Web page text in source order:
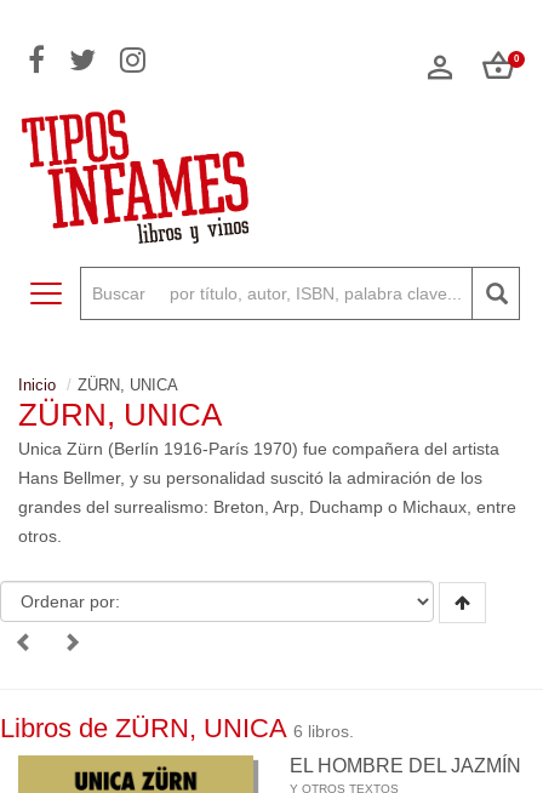
0
Toggle navigation
Inicio ZÜRN, UNICA
ZÜRN, UNICA
Unica Zürn (Berlín 1916-París 1970) fue compañera del artista
Hans Bellmer, y su personalidad suscitó la admiración de los
grandes del surrealismo: Breton, Arp, Duchamp o Michaux, entre
otros.
Libros de ZÜRN, UNICA 6 libros.
EL HOMBRE DEL JAZMÍN
Y OTROS TEXTOS